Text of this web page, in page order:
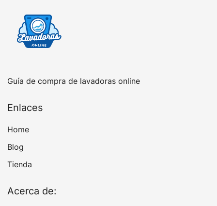
Guía de compra de lavadoras online
Enlaces
Home
Blog
Tienda
Acerca de: